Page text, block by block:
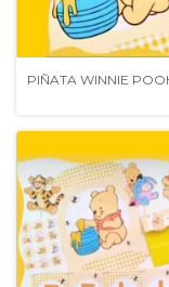
PIÑATA WINNIE